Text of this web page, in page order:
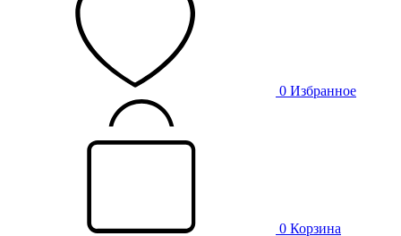
0 Избранное
0 Корзина